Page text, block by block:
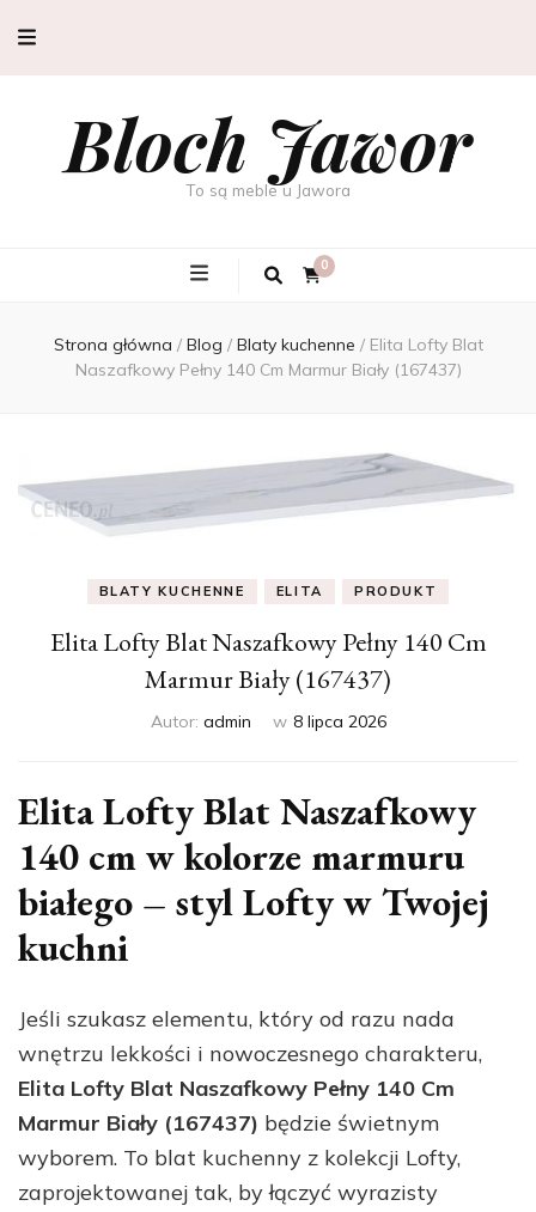
Bloch Jawor
To są meble u Jawora
0
Strona główna / Blog / Blaty kuchenne / Elita Lofty Blat
Naszafkowy Pełny 140 Cm Marmur Biały (167437)
BLATY KUCHENNE ELITA PRODUKT
Elita Lofty Blat Naszafkowy Pełny 140 Cm
Marmur Biały (167437)
Autor: admin w 8 lipca 2026
Elita Lofty Blat Naszafkowy
140 cm w kolorze marmuru
białego – styl Lofty w Twojej
kuchni
Jeśli szukasz elementu, który od razu nada
wnętrzu lekkości i nowoczesnego charakteru,
Elita Lofty Blat Naszafkowy Pełny 140 Cm
Marmur Biały (167437) będzie świetnym
wyborem. To blat kuchenny z kolekcji Lofty,
zaprojektowanej tak, by łączyć wyrazisty